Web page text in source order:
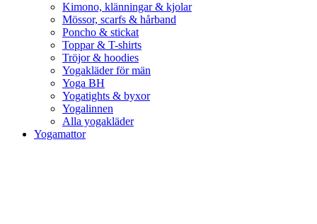
Kimono, klänningar & kjolar
Mössor, scarfs & hårband
Poncho & stickat
Toppar & T-shirts
Tröjor & hoodies
Yogakläder för män
Yoga BH
Yogatights & byxor
Yogalinnen
Alla yogakläder
Yogamattor